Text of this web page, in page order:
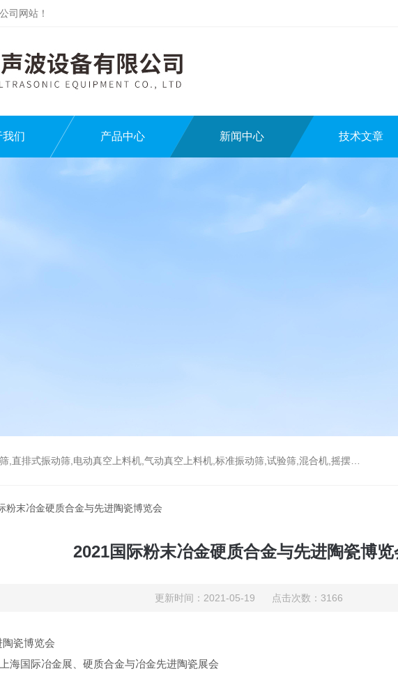
司网站！
我们 产品中心 新闻中心 技术文章
排式振动筛,电动真空上料机,气动真空上料机,标准振动筛,试验筛,混合机,摇摆筛，检验筛
粉末冶金硬质合金与先进陶瓷博览会
2021国际粉末冶金硬质合金与先进陶瓷博览
更新时间：2021-05-19 点击次数：3166
瓷博览会
海国际冶金展、硬质合金与冶金先进陶瓷展会